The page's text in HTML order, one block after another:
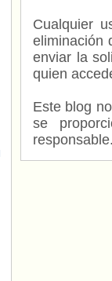
Cualquier
eliminación
enviar la
quien
Este blog
se